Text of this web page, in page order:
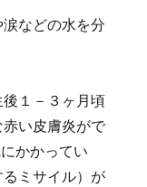
などの水を分
後１－３ヶ月頃
い皮膚炎がで
かかってい
ミサイル）が